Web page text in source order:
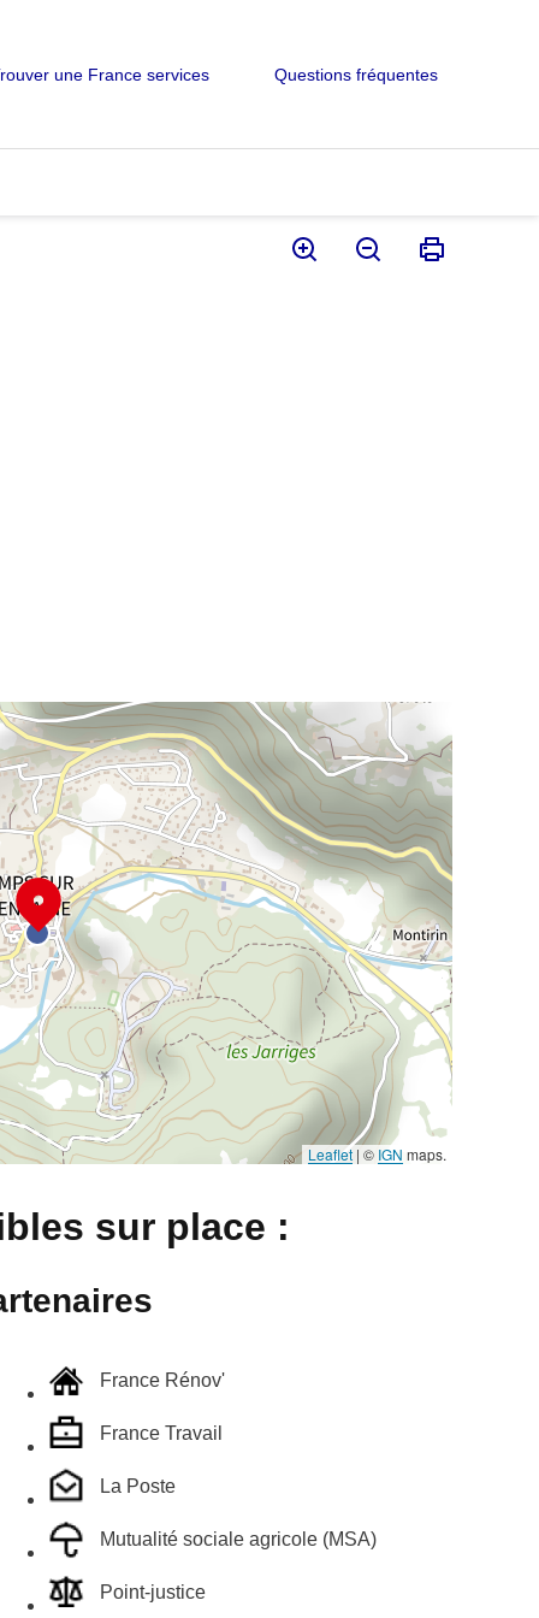
une France services Questions fréquentes
Leaflet | © IGN maps.
sur place :
France Rénov'
France Travail
La Poste
Mutualité sociale agricole (MSA)
Point-justice